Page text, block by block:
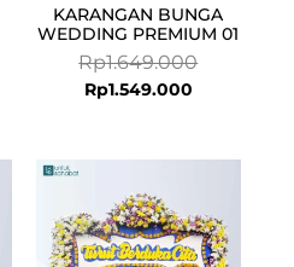
KARANGAN BUNGA
WEDDING PREMIUM 01
Rp1.649.000
Rp1.549.000